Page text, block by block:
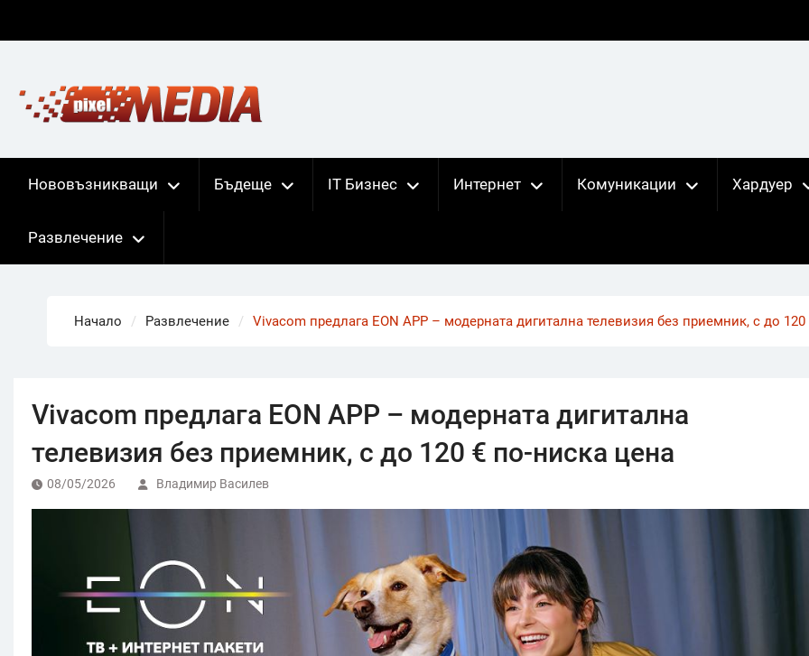
Нововъзникващи Бъдеще IT Бизнес Интернет Комуникации Хардуер
Развлечение
Начало Развлечение Vivacom предлага EON APP – модерната дигитална телевизия без приемник, с до
Vivacom предлага EON APP – модерната дигитална
телевизия без приемник, с до 120 € по-ниска цена
08/05/2026 Владимир Василев